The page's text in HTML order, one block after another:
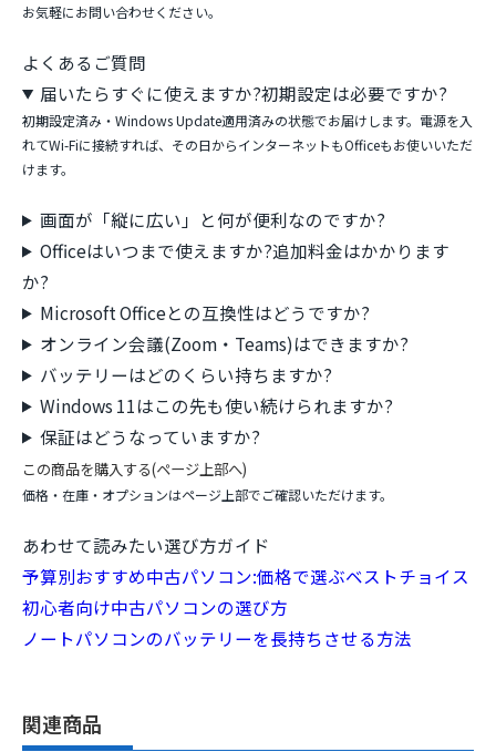
お気軽にお問い合わせください。
よくあるご質問
届いたらすぐに使えますか?初期設定は必要ですか?
初期設定済み・Windows Update適用済みの状態でお届けします。電源を入
れてWi-Fiに接続すれば、その日からインターネットもOfficeもお使いいただ
けます。
画面が「縦に広い」と何が便利なのですか?
Officeはいつまで使えますか?追加料金はかかります
か?
Microsoft Officeとの互換性はどうですか?
オンライン会議(Zoom・Teams)はできますか?
バッテリーはどのくらい持ちますか?
Windows 11はこの先も使い続けられますか?
保証はどうなっていますか?
この商品を購入する(ページ上部へ)
価格・在庫・オプションはページ上部でご確認いただけます。
あわせて読みたい選び方ガイド
予算別おすすめ中古パソコン:価格で選ぶベストチョイス
初心者向け中古パソコンの選び方
ノートパソコンのバッテリーを長持ちさせる方法
関連商品